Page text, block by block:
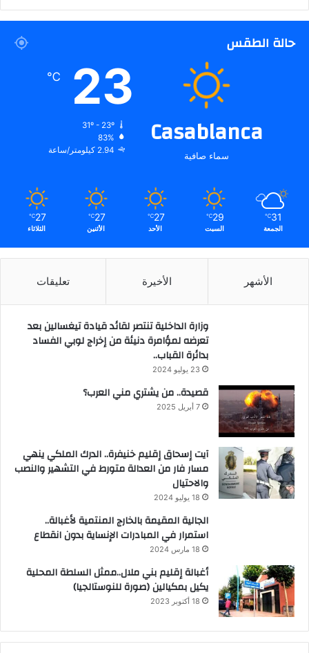
حالة الطقس
Casablanca
سماء صافية
23
℃
31º - 23º
83%
2.94 كيلومتر/ساعة
31
℃
الجمعة
29
℃
السبت
27
℃
الأحد
27
℃
الأثنين
27
℃
الثلاثاء
الأشهر الأخيرة تعليقات
وزارة الداخلية تنتصر لقائد قيادة تيغسالين بعد
تعرضه لمؤامرة دنيئة من إخراج لوبي الفساد
بدائرة القباب..
23 يوليو 2024
قصيدة.. من يشتري مني العرب؟
7 أبريل 2025
آيت إسحاق إقليم خنيفرة.. الدرك الملكي ينهي
مسار فار من العدالة متورط في التشهير والنصب
والاحتيال
18 يوليو 2024
الجالية المقيمة بالخارج المنتمية لأغبالة..
استمرار في المبادرات الإنساية بدون انقطاع
18 مارس 2024
أغبالة إقليم بني ملال..ممثل السلطة المحلية
يكيل بمكيالين (صورة للنوستالجيا)
18 أكتوبر 2023